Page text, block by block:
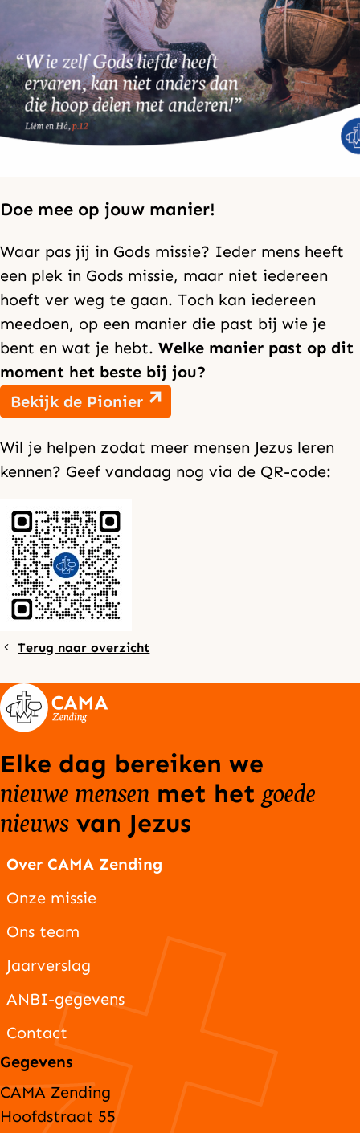
Doe mee op jouw manier!
Waar pas jij in Gods missie? Ieder mens heeft
een plek in Gods missie, maar niet iedereen
hoeft ver weg te gaan. Toch kan iedereen
meedoen, op een manier die past bij wie je
bent en wat je hebt. Welke manier past op dit
moment het beste bij jou?
Bekijk de Pionier
Wil je helpen zodat meer mensen Jezus leren
kennen? Geef vandaag nog via de QR-code:
Terug naar overzicht
Elke dag bereiken we
nieuwe mensen met het goede
nieuws van Jezus
Over CAMA Zending
Onze missie
Ons team
Jaarverslag
ANBI-gegevens
Contact
Gegevens
CAMA Zending
Hoofdstraat 55